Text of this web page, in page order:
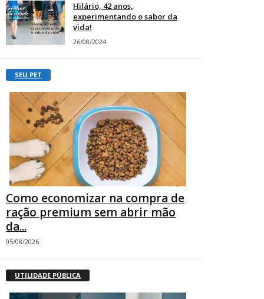
Hilário, 42 anos,
experimentando o sabor da
vida!
26/08/2024
SEU PET
Como economizar na compra de
ração premium sem abrir mão
da...
05/08/2026
UTILIDADE PÚBLICA